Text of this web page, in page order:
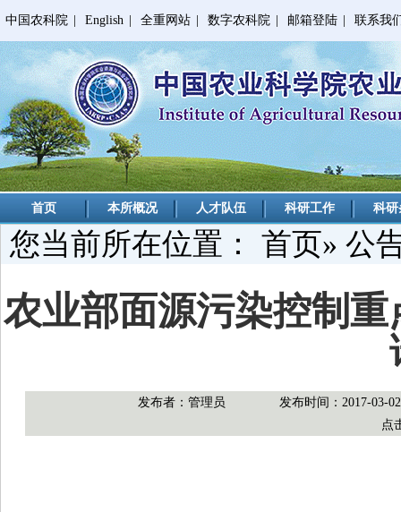
中国农科院 English 全重网站 数字农科院 邮箱登陆 联系我
首页 本所概况 人才队伍 科研工作 科
您当前所在位置： 首页» 公
农业部面源污染控制
发布者：管理员
发布时间：2017-03-02
点